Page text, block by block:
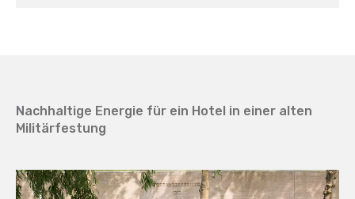
Nachhaltige Energie für ein Hotel in einer alten
Militärfestung